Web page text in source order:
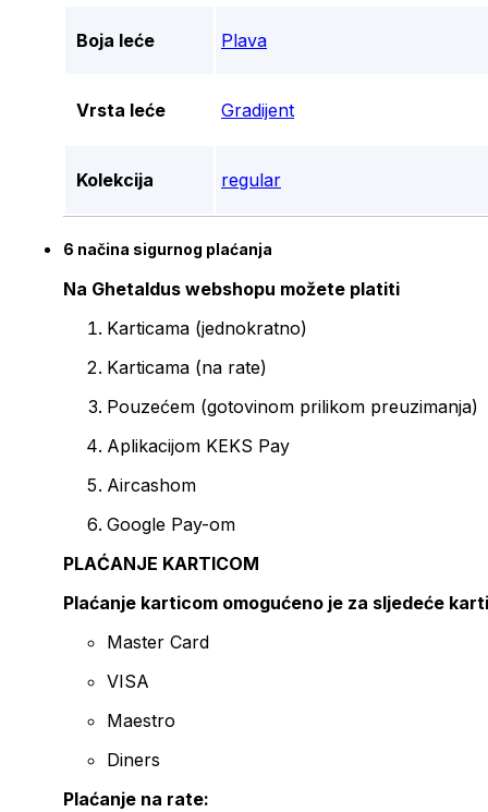
Boja leće Plava
Vrsta leće Gradijent
Kolekcija regular
6 načina sigurnog plaćanja
Na Ghetaldus webshopu možete platiti
Karticama (jednokratno)
Karticama (na rate)
Pouzećem (gotovinom prilikom preuzimanja)
Aplikacijom KEKS Pay
Aircashom
Google Pay-om
PLAĆANJE KARTICOM
Plaćanje karticom omogućeno je za sljedeće
Master Card
VISA
Maestro
Diners
Plaćanje na rate: